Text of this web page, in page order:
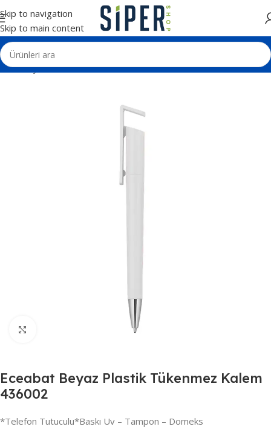
Skip to navigation
Skip to main content
Ana Sayfa Kalemler Plastik Tükenmez Kalemler
Eceabat Beyaz Plastik Tükenmez Kalem
436002
*Telefon Tutuculu*Baskı Uv – Tampon – Domeks